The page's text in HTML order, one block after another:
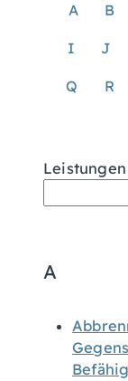
A B
I J
Q R
A